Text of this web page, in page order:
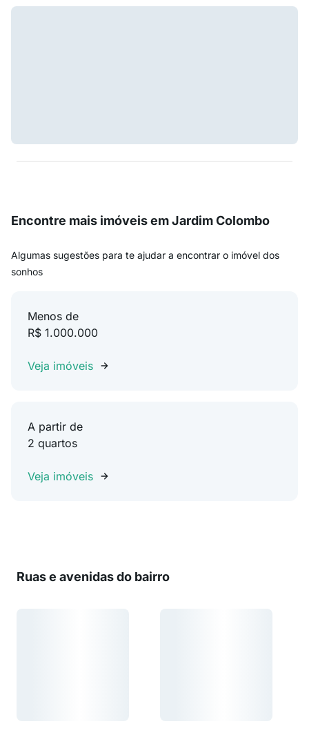
Encontre mais imóveis em Jardim Colombo
Algumas sugestões para te ajudar a encontrar o imóvel dos
sonhos
Menos de
R$ 1.000.000
Veja imóveis
A partir de
2 quartos
Veja imóveis
Ruas e avenidas do bairro